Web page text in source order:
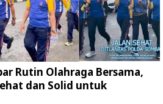
Rutin Olahraga Bersama,
dan Solid untuk